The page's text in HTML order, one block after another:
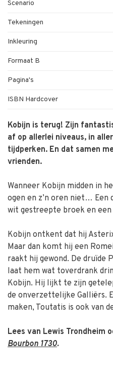
Scenario
Tekeningen
Inkleuring
Formaat B
Pagina's
ISBN Hardcover
Kobijn is terug! Zijn
af op allerlei niveaus, in
tijdperken. En dat samen
vrienden.
Wanneer Kobijn midden in
ogen en z’n oren niet… Een
wit gestreepte broek en
Kobijn ontkent dat hij
Maar dan komt hij een
raakt hij gewond. De druïde
laat hem wat toverdrank
Kobijn. Hij lijkt te zijn
de onverzettelijke Galliërs.
maken, Toutatis is ook van
Lees van Lewis Trondheim
Bourbon 1730.